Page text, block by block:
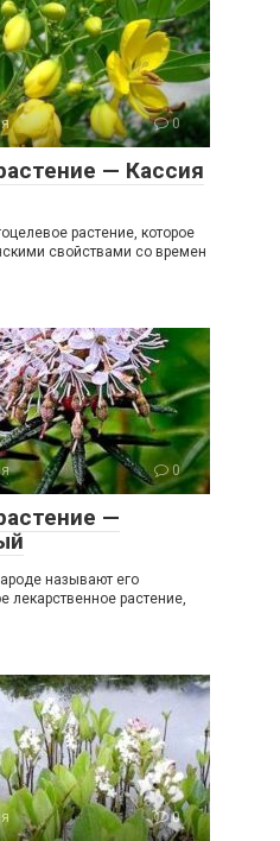
0
— Кассия
растение, которое
свойствами со времен
0
—
называют его
лекарственное растение,
0